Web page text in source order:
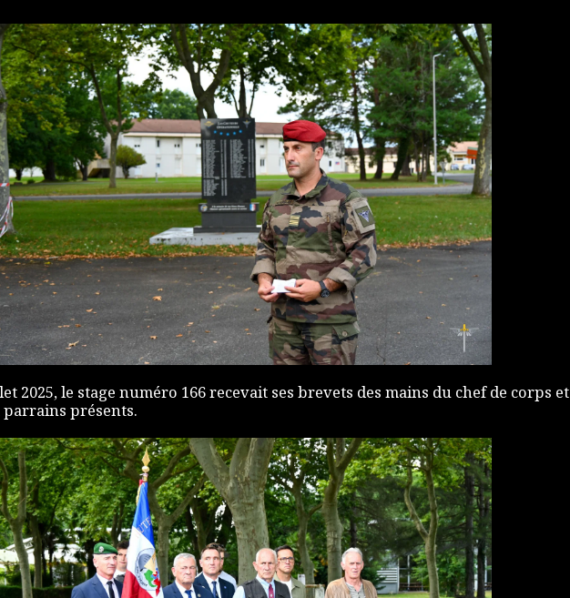
2025, le stage numéro 166 recevait ses brevets des mains du chef de corps et
présents.